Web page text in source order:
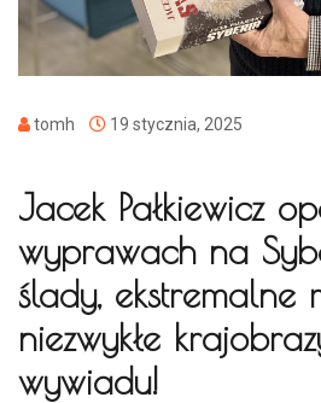
tomh 19 stycznia, 2025
Jacek Pałkiewicz
wyprawach na
ślady, ekstremalne
niezwykłe
wywiadu!